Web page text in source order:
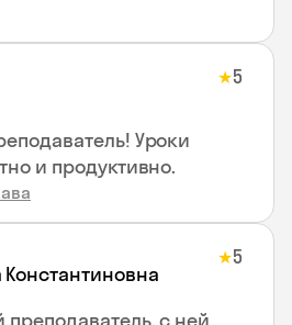
★5
Уроки
и продуктивно.
Константиновна
★5